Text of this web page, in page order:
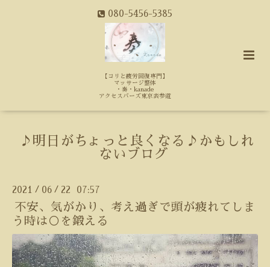
080-5456-5385
【コリと疲労回復専門】
マッサージ整体
・奏・kanade
アクセスバーズ東京表参道
♪明日がちょっと良くなる♪かもしれ
ないブログ
2021 / 06 / 22 07:57
不安、気がかり、考え過ぎで頭が疲れてしま
う時は○を鍛える